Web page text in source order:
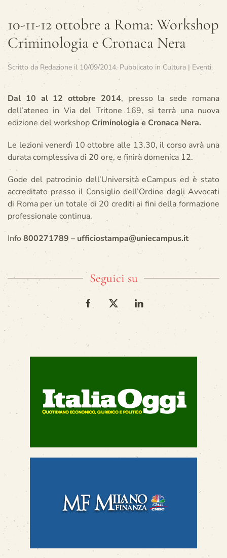
10-11-12 ottobre a Roma: Workshop
Criminologia e Cronaca Nera
Scritto da Redazione il 10/09/2014. Pubblicato in Cultura | Eventi.
Dal 10 al 12 ottobre 2014, presso la sede romana
dell’ateneo in Via del Tritone 169, si terrà una nuova
edizione del workshop Criminologia e Cronaca Nera.
Le lezioni venerdì 10 ottobre alle 13.30, il corso avrà una
durata complessiva di 20 ore, e finirà domenica 12.
Gode del patrocinio dell’Università eCampus ed è stato
accreditato presso il Consiglio dell’Ordine degli Avvocati
di Roma per un totale di 20 crediti ai fini della formazione
professionale continua.
Info 800271789 – ufficiostampa@uniecampus.it
Seguici su